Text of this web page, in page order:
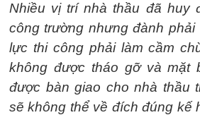
Nhiều vị trí nhà thầu đã huy
công trường nhưng đành phải
lực thi công phải làm cầm
không được tháo gỡ và mặt
được bàn giao cho nhà thầu
sẽ không thể về đích đúng kế